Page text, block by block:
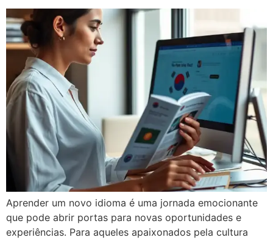
Aprender um novo idioma é uma jornada emocionante
que pode abrir portas para novas oportunidades e
experiências. Para aqueles apaixonados pela cultura